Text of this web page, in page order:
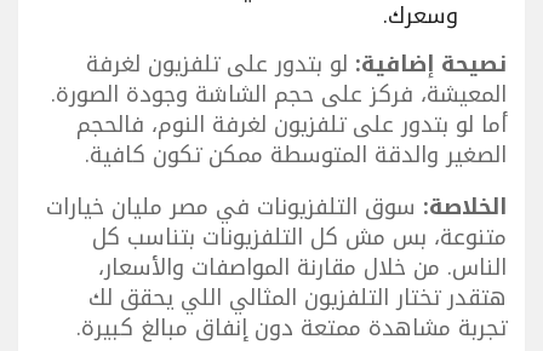
وسعرك.
نصيحة إضافية: لو بتدور على تلفزيون لغرفة
المعيشة، فركز على حجم الشاشة وجودة الصورة.
أما لو بتدور على تلفزيون لغرفة النوم، فالحجم
الصغير والدقة المتوسطة ممكن تكون كافية.
الخلاصة: سوق التلفزيونات في مصر مليان خيارات
متنوعة، بس مش كل التلفزيونات بتناسب كل
الناس. من خلال مقارنة المواصفات والأسعار،
هتقدر تختار التلفزيون المثالي اللي يحقق لك
تجربة مشاهدة ممتعة دون إنفاق مبالغ كبيرة.